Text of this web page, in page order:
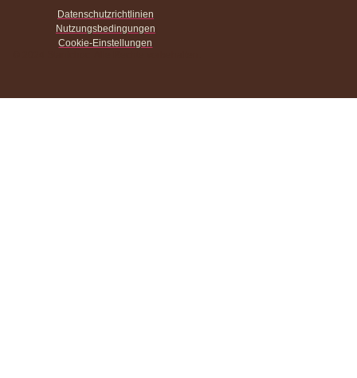
Datenschutzrichtlinien
Nutzungsbedingungen
Cookie-Einstellungen